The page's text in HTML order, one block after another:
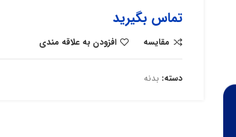
تماس بگیرید
مقایسه افزودن به علاقه مندی
دسته: بدنه